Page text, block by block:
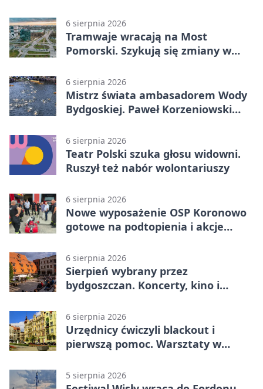
6 sierpnia 2026
Tramwaje wracają na Most
Pomorski. Szykują się zmiany w
6 sierpnia 2026
Mistrz świata ambasadorem Wody
Bydgoskiej. Paweł Korzeniowski
6 sierpnia 2026
Teatr Polski szuka głosu widowni.
Ruszył też nabór wolontariuszy
6 sierpnia 2026
Nowe wyposażenie OSP Koronowo
gotowe na podtopienia i akcje
6 sierpnia 2026
Sierpień wybrany przez
bydgoszczan. Koncerty, kino i
6 sierpnia 2026
Urzędnicy ćwiczyli blackout i
pierwszą pomoc. Warsztaty w
5 sierpnia 2026